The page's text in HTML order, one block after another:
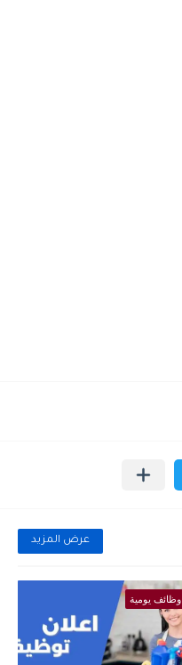
عرض المزيد
وظائف يومية